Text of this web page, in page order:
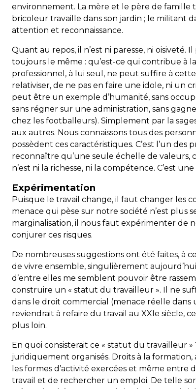
environnement. La mère et le père de famille
bricoleur travaille dans son jardin ; le militant
attention et reconnaissance.
Quant au repos, il n’est ni paresse, ni
toujours le même : qu’est-ce qui contribue à
professionnel, à lui seul, ne peut suffire à
relativiser, de ne pas en faire une idole, ni un
peut être un exemple d’humanité, sans
sans régner sur une administration, sans
chez les footballeurs). Simplement par la
aux autres. Nous connaissons tous des
possèdent ces caractéristiques. C’est l’un
reconnaître qu’une seule échelle de valeurs,
n’est ni la richesse, ni la compétence. C’est
Expérimentation
Puisque le travail change, il faut changer les
menace qui pèse sur notre société n’est plus
marginalisation, il nous faut expérimenter de
conjurer ces risques.
De nombreuses suggestions ont été faites, à
de vivre ensemble, singulièrement
d’entre elles me semblent pouvoir être
construire un « statut du travailleur ». Il ne
dans le droit commercial (menace réelle
reviendrait à refaire du travail au XXIe siècle,
plus loin.
En quoi consisterait ce « statut du travailleur
juridiquement organisés. Droits à la
les formes d’activité exercées et même entre
travail et de rechercher un emploi. De telle